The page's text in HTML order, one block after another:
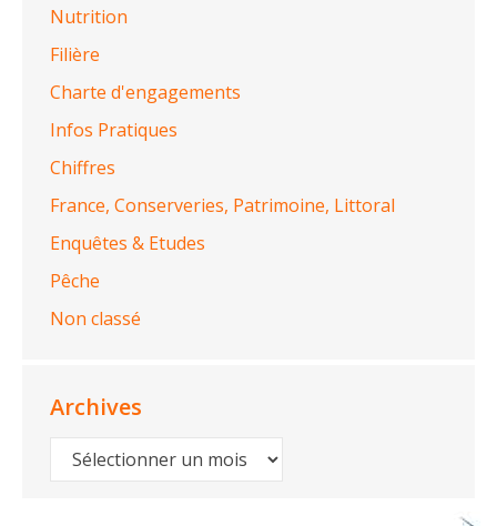
Nutrition
Filière
Charte d'engagements
Infos Pratiques
Chiffres
France, Conserveries, Patrimoine, Littoral
Enquêtes & Etudes
Pêche
Non classé
Archives
Archives